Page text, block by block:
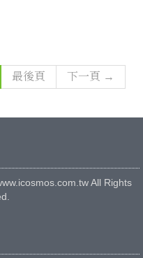
最後頁 下一頁 →
All Rights